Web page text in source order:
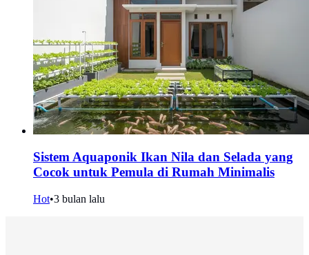
Sistem Aquaponik Ikan Nila dan Selada yang
Cocok untuk Pemula di Rumah Minimalis
Hot•3 bulan lalu